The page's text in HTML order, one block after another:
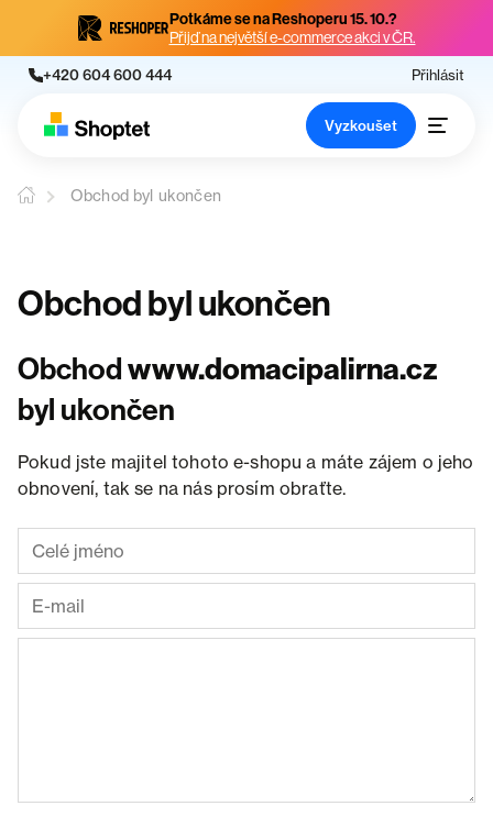
Potkáme se na Reshoperu 15. 10.?
Přijď na největší e-commerce akci v ČR.
+420 604 600 444 Přihlásit
Vyzkoušet
Obchod byl ukončen
Obchod byl ukončen
Obchodwww.domacipalirna.cz
byl ukončen
Pokud jste majitel tohoto e-shopu a máte zájem o jeho
obnovení, tak se na nás prosím obraťte.